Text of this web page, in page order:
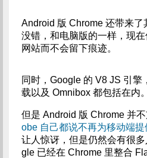
Android 版 Chrome 还带来了
没错，和电脑版的一样，现
网站而不会留下痕迹。
同时，Google 的 V8 JS 引擎
载以及 Omnibox 都包括在内。
但是 Android 版 Chrome 并
obe 自己都说不再为移动端提
让人惊讶，但是仍然会有很
gle 已经在 Chrome 里整合